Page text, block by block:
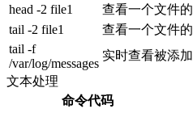
head -2 file1
查看一个文件
tail -2 file1
查看一个文件
tail -f
/var/log/messages
实时查看被添
文本处理
命令代码